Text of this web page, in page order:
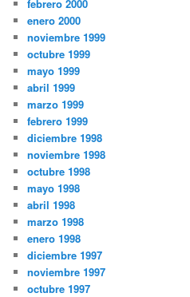
febrero 2000
enero 2000
noviembre 1999
octubre 1999
mayo 1999
abril 1999
marzo 1999
febrero 1999
diciembre 1998
noviembre 1998
octubre 1998
mayo 1998
abril 1998
marzo 1998
enero 1998
diciembre 1997
noviembre 1997
octubre 1997